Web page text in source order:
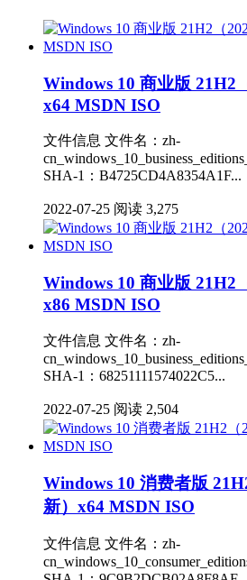
Windows 10 商业版 21H2
x64 MSDN ISO
文件信息 文件名：zh-
SHA-1：B4725CD4A8354A1F...
2022-07-25 阅读 3,275
Windows 10 商业版 21H2
x86 MSDN ISO
文件信息 文件名：zh-
SHA-1：68251111574022C5...
2022-07-25 阅读 2,504
Windows 10 消费者版
新）x64 MSDN ISO
文件信息 文件名：zh-